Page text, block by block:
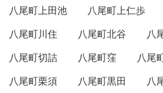
八尾町上田池
八尾町上仁歩
八尾町川住
八尾町北谷
八
八尾町切詰
八尾町窪
八尾
八尾町栗須
八尾町黒田
八